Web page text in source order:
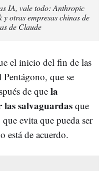
IA, vale todo: Anthropic
y otras empresas chinas de
de Claude
el inicio del fin de las
que se
de que la
salvaguardas que
evita que pueda ser
está de acuerdo.